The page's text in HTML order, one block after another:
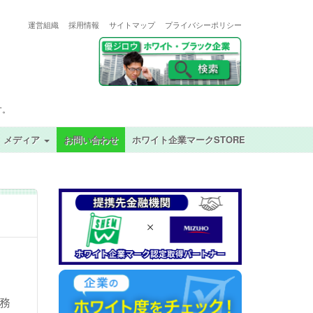
運営組織 採用情報 サイトマップ プライバシーポリシー
メディア お問い合わせ ホワイト企業マークSTORE